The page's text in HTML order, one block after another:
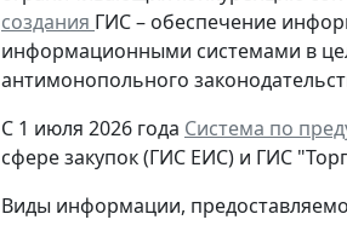
создания ГИС – обеспечение
информационными системами в
антимонопольного
С 1 июля 2026 года Система по
сфере закупок (ГИС ЕИС) и ГИС
Виды информации,